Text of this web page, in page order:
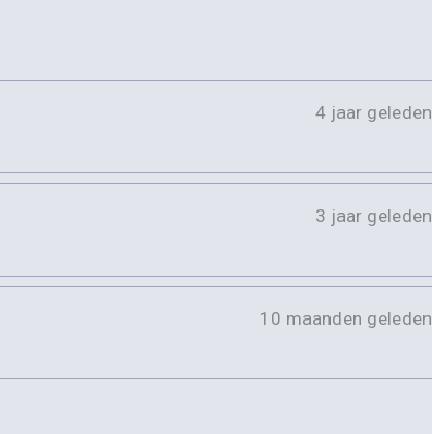
4 jaar geleden
3 jaar geleden
10 maanden geleden